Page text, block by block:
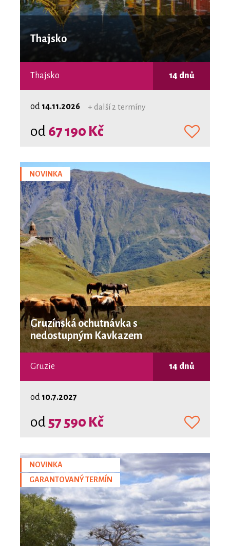
Thajsko
Thajsko 14 dnů
od 14.11.2026 + další 2 termíny
od 67 190 Kč
NOVINKA
Gruzínská ochutnávka s
nedostupným Kavkazem
Gruzie 14 dnů
od 10.7.2027
od 57 590 Kč
NOVINKA
GARANTOVANÝ TERMÍN